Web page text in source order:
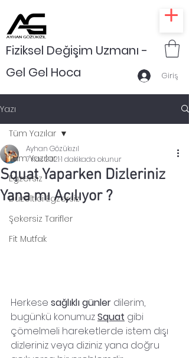
Giriş
Fiziksel Değişim Uzmanı -
Gel Gel Hoca
Yazı
Tüm Yazılar
Egzersiz
Düzeltici Egzersiz
Şekersiz Tarifler
Fit Mutfak
Tüm Yazılar
Squat Yaparken Dizleriniz
Yana mı Açılıyor ?
Ayhan Gözükızıl
7 Kas 20211 dakikada okunur
Herkese sağlıklı günler dilerim,
bugünkü konumuz Squat gibi
çömelmeli hareketlerde istem dışı
dizleriniz veya diziniz yana doğru